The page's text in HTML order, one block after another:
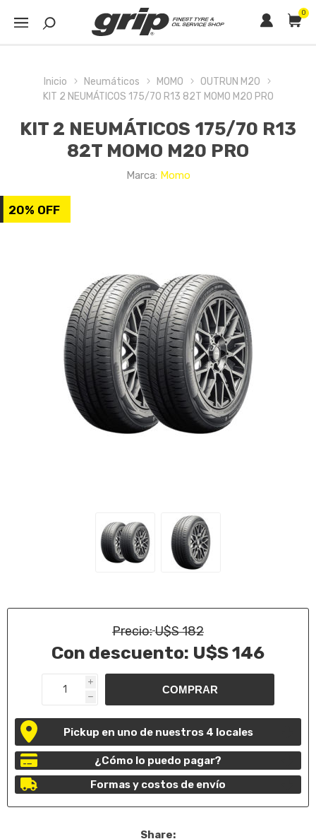
0
Inicio Neumáticos MOMO
OUTRUN M20
KIT 2 NEUMÁTICOS 175/70 R13 82T MOMO M20 PRO
KIT 2 NEUMÁTICOS 175/70 R13
82T MOMO M20 PRO
Marca: Momo
20% OFF
Precio:U$S 182
Con descuento: U$S 146
i
h
Pickup en uno de nuestros 4 locales
¿Cómo lo puedo pagar?
Formas y costos de envío
Share: